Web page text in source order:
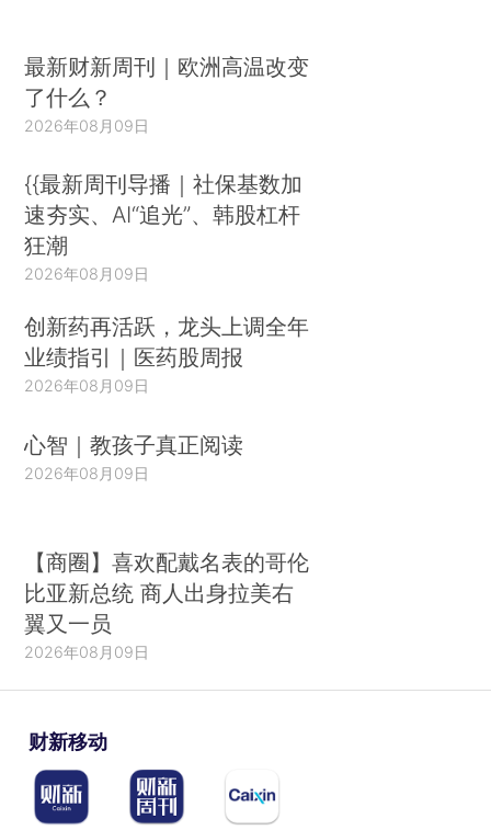
最新财新周刊｜欧洲高温改变
了什么？
2026年08月09日
{{最新周刊导播｜社保基数加
速夯实、AI“追光”、韩股杠杆
狂潮
2026年08月09日
创新药再活跃，龙头上调全年
业绩指引｜医药股周报
2026年08月09日
心智｜教孩子真正阅读
2026年08月09日
【商圈】喜欢配戴名表的哥伦
比亚新总统 商人出身拉美右
翼又一员
2026年08月09日
财新移动